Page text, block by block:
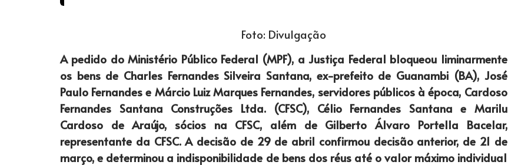
Foto: Divulgação
A pedido do Ministério Público Federal (MPF), a Justiça Federal bloqueou liminarmente
os bens de Charles Fernandes Silveira Santana, ex-prefeito de Guanambi (BA), José
Paulo Fernandes e Márcio Luiz Marques Fernandes, servidores públicos à época, Cardoso
Fernandes Santana Construções Ltda. (CFSC), Célio Fernandes Santana e Marilu
Cardoso de Araújo, sócios na CFSC, além de Gilberto Álvaro Portella Bacelar,
representante da CFSC. A decisão de 29 de abril confirmou decisão anterior, de 21 de
março, e determinou a indisponibilidade de bens dos réus até o valor máximo individual